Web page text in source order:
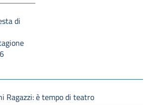
Ragazzi: è tempo di teatro
di